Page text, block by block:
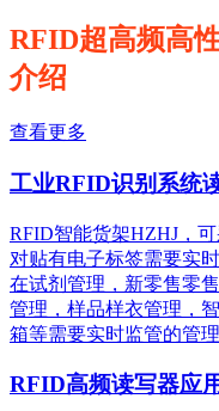
RFID超高频高
介绍
查看更多
工业RFID识别系统
RFID智能货架HZHJ，
对贴有电子标签需要实
在试剂管理，新零售零
管理，样品样衣管理，
箱等需要实时监管的管理
RFID高频读写器应